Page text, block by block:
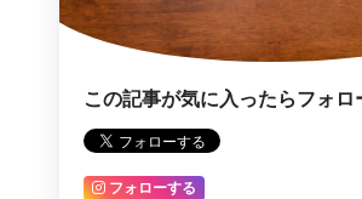
この記事が気に入ったらフォロ
フォローする